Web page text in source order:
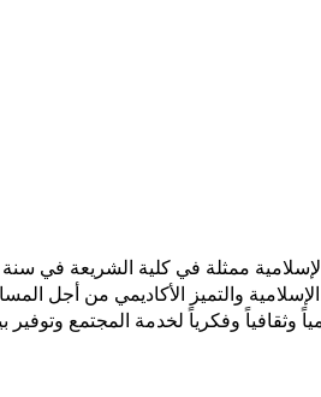
الإسلامية والتميز الأكاديمي من أجل
وثقافياً وفكرياً لخدمة المجتمع